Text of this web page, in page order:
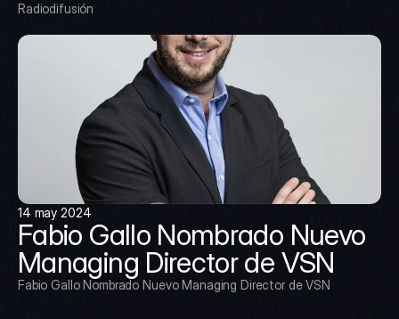
Radiodifusión
14 may 2024
Fabio Gallo Nombrado Nuevo
Managing Director de VSN
Fabio Gallo Nombrado Nuevo Managing Director de VSN